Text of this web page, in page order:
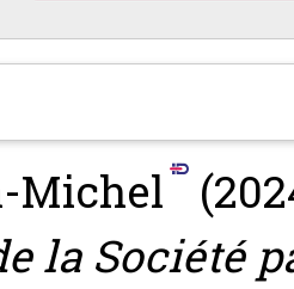
Michel
la Société